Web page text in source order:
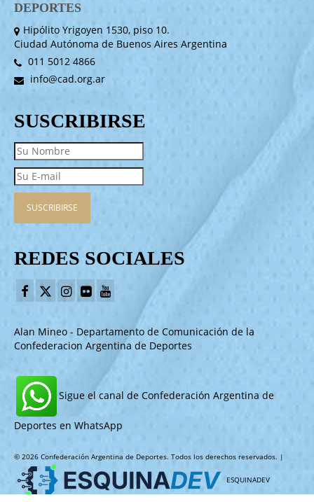
DEPORTES
Hipólito Yrigoyen 1530, piso 10.
Ciudad Autónoma de Buenos Aires Argentina
011 5012 4866
info@cad.org.ar
SUSCRIBIRSE
REDES SOCIALES
Alan Mineo - Departamento de Comunicación de la
Confederacion Argentina de Deportes
Sigue el canal de Confederación Argentina de
Deportes en WhatsApp
© 2026 Confederación Argentina de Deportes. Todos los derechos reservados. |
ESQUINADEV